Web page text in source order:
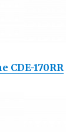
CDE-170RR